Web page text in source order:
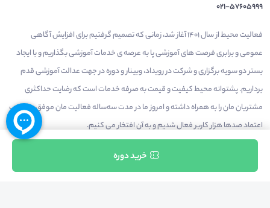
خرید دوره
021-57605999
فعالیت محیط از سال 1401 آغاز شد، زمانی که تصمیم گرفتیم برای افزایش آگاهی
عمومی و برابری فرصت های آموزشی پا به عرصه ی خدمات آموزشی بگذاریم و با ایجاد
بستر دو سویه برگزاری و شرکت در رویداد، وبینار و دوره در جهت عدالت آموزشی قدم
برداریم. پشتوانه محیط کیفیت و قیمت به صرفه خدمات است که رضایت حداکثری
مشتریان مان را به همراه داشته و امروز ما در مدت سه‌ساله فعالیت مان موفق به کسب
اعتماد صدها هزار کاربر فعال شدیم و به آن افتخار می‌ کنیم.